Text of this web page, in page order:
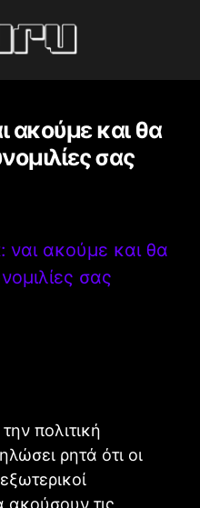
ακούμε και θα
σας
ναι ακούμε και θα
σας
πολιτική
ρητά ότι οι